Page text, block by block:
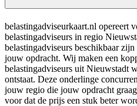
belastingadviseurkaart.nl opereert
belastingadviseurs in regio
belastingadviseurs beschikbaar
jouw opdracht. Wij maken een
belastingadviseurs uit Nieuwstadt
ontstaat. Deze onderlinge
jouw regio die jouw opdracht
voor dat de prijs een stuk beter